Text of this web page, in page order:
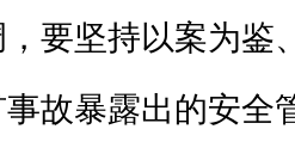
要坚持以案为鉴
故暴露出的安全